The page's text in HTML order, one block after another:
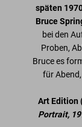
späten
Bruce
bei den
Proben,
Bruce es
für
Art Edition
Portrait,